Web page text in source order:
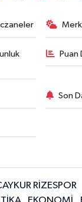
Puan
Son
RİZESPOR